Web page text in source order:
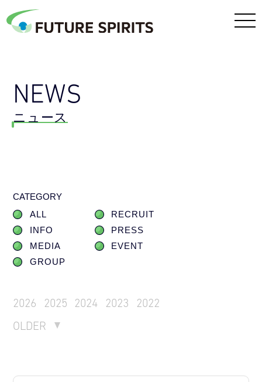
NEWS
ニュース
CATEGORY
ALL
RECRUIT
INFO
PRESS
MEDIA
EVENT
GROUP
2026 2025 2024 2023
2022
OLDER